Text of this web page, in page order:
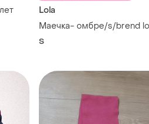
Lola
Маечка- омбре/s/brend
S